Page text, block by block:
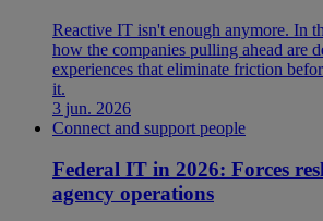
Reactive IT isn't enough anymore. In
how the companies pulling ahead are
experiences that eliminate friction
it.
3 jun. 2026
Connect and support people
Federal IT in 2026: Forces
agency operations